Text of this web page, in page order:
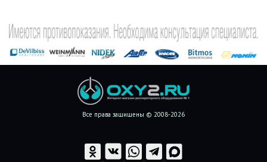
Все права защищены © 2008-2026